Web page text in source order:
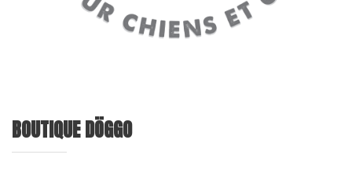
BOUTIQUE DÖGGO